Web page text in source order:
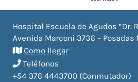
Hospital Escuela de Agudos “Dr.
Avenida Marconi 3736 – Posadas
Como llegar
Teléfonos
+54 376 4443700 (Conmutador)